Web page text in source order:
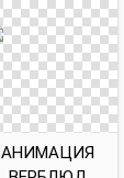
АНИМАЦИЯ